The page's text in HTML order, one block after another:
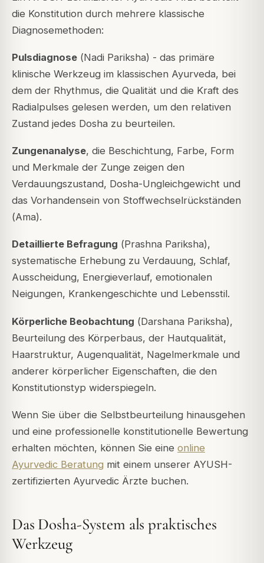
die Konstitution durch mehrere klassische
Diagnosemethoden:
Pulsdiagnose (Nadi Pariksha) - das primäre
klinische Werkzeug im klassischen Ayurveda, bei
dem der Rhythmus, die Qualität und die Kraft des
Radialpulses gelesen werden, um den relativen
Zustand jedes Dosha zu beurteilen.
Zungenanalyse, die Beschichtung, Farbe, Form
und Merkmale der Zunge zeigen den
Verdauungszustand, Dosha-Ungleichgewicht und
das Vorhandensein von Stoffwechselrückständen
(Ama).
Detaillierte Befragung (Prashna Pariksha),
systematische Erhebung zu Verdauung, Schlaf,
Ausscheidung, Energieverlauf, emotionalen
Neigungen, Krankengeschichte und Lebensstil.
Körperliche Beobachtung (Darshana Pariksha),
Beurteilung des Körperbaus, der Hautqualität,
Haarstruktur, Augenqualität, Nagelmerkmale und
anderer körperlicher Eigenschaften, die den
Konstitutionstyp widerspiegeln.
Wenn Sie über die Selbstbeurteilung hinausgehen
und eine professionelle konstitutionelle Bewertung
erhalten möchten, können Sie eine online
Ayurvedic Beratung mit einem unserer AYUSH-
zertifizierten Ayurvedic Ärzte buchen.
Das Dosha-System als praktisches
Werkzeug